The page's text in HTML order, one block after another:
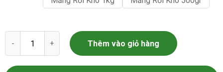
Măng Khô Tây Bắc số lượng
Thêm vào giỏ hàng